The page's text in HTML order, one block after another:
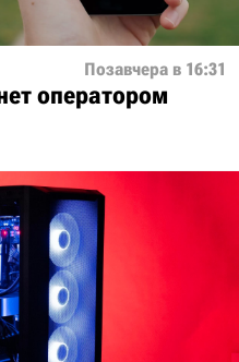
Позавчера в 16:31
оператором